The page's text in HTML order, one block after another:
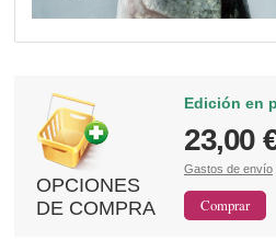
OPCIONES
DE COMPRA
Edición en
23,00
Gastos de envío